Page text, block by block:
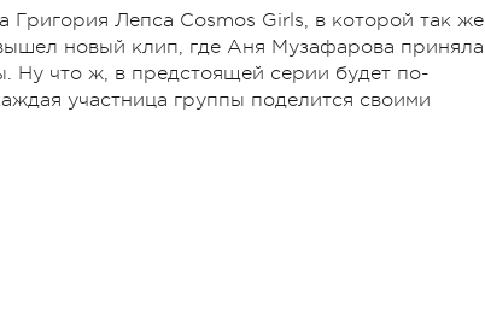
Лепса Cosmos Girls, в которой так же
новый клип, где Аня Музафарова приняла
Ну что ж, в предстоящей серии будет по-
участница группы поделится своими